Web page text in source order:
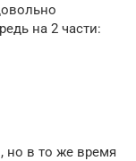
на 2 части:
но в то же время